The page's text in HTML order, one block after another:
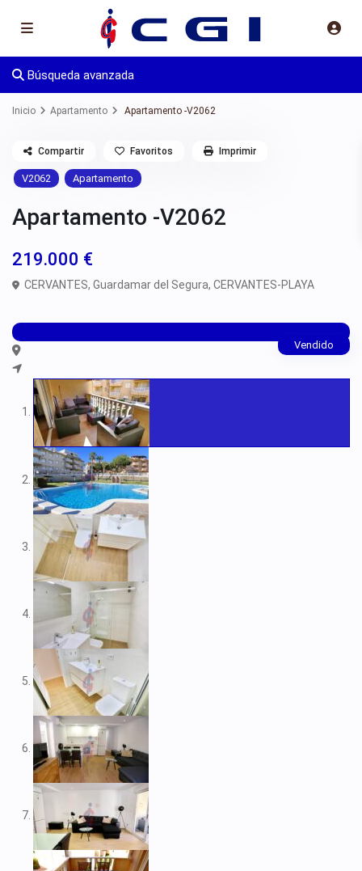
Búsqueda avanzada
Inicio Apartamento Apartamento -V2062
V2062 Apartamento
Apartamento -V2062
219.000 €
CERVANTES,Guardamar del Segura,CERVANTES-PLAYA
Compartir Favoritos Imprimir
Vendido